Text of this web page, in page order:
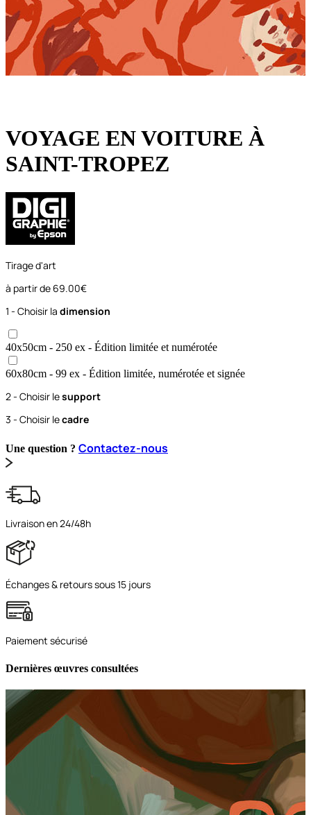
VOYAGE EN VOITURE À
SAINT-TROPEZ
Tirage d'art
à partir de 69.00€
1 - Choisir la dimension
40x50cm - 250 ex - Édition limitée et numérotée
60x80cm - 99 ex - Édition limitée, numérotée et signée
2 - Choisir lesupport
3 - Choisir lecadre
Une question ? Contactez-nous
Livraison en 24/48h
Échanges & retours sous 15 jours
Paiement sécurisé
Dernières œuvres consultées